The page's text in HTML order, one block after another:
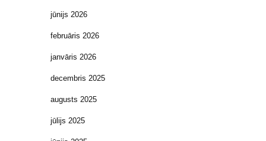
jūnijs 2026
februāris 2026
janvāris 2026
decembris 2025
augusts 2025
jūlijs 2025